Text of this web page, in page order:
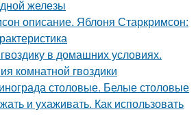
железы
описание. Яблоня Старкримсон:
в домашних условиях.
комнатной гвоздики
столовые. Белые столовые
и ухаживать. Как использовать